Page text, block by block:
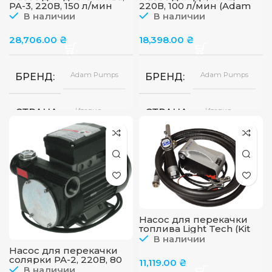
ПОГРЕШНОСТЬ СЧЕТЧИКА
до
ВЫПОЛНЕНИЕ АЗС
Металлическая
PA-3, 220В, 150 л/мин
(Adam Pumps)
В наличии
28,706.00 ₴
БРЕНД Adam Pumps
СТРАНА Италия
ПИТАНИЕ
ПРОИЗВОДИТЕЛЬНОСТЬ
150
л/
мин
220В, 100 л/мин (Adam
Pumps)
В наличии
18,398.00 ₴
БРЕНД Adam Pumps
СТРАНА Италия
ПИТАНИЕ 220В
Насос для перекачки
солярки PA-2, 220В, 80
л/мин (Adam Pumps)
Насос для перекачки
топлива Light Tech (Kit
Batteria), 12В, 40 л/мин
В наличии
11,119.00 ₴